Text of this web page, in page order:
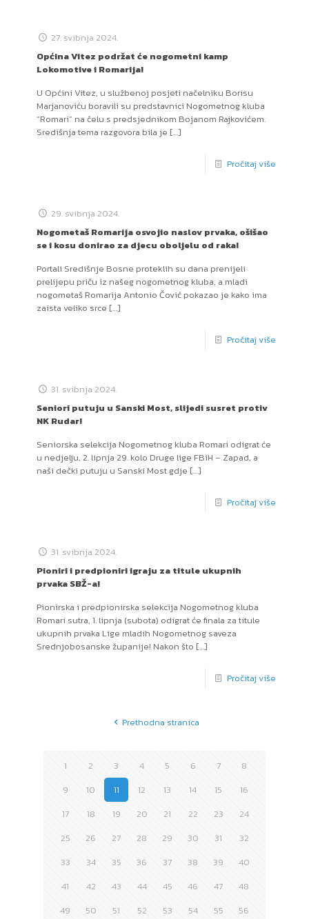
27. svibnja 2024.
Općina Vitez podržat će nogometni kamp
Lokomotive i Romarija!
U Općini Vitez, u službenoj posjeti načelniku Borisu
Marjanoviću boravili su predstavnici Nogometnog kluba
“Romari“ na čelu s predsjednikom Bojanom Rajkovićem.
Središnja tema razgovora bila je […]
Pročitaj više
29. svibnja 2024.
Nogometaš Romarija osvojio naslov prvaka, ošišao
se i kosu donirao za djecu oboljelu od raka!
Portali Središnje Bosne proteklih su dana prenijeli
prelijepu priču iz našeg nogometnog kluba, a mladi
nogometaš Romarija Antonio Čović pokazao je kako ima
zaista veliko srce […]
Pročitaj više
31. svibnja 2024.
Seniori putuju u Sanski Most, slijedi susret protiv
NK Rudar!
Seniorska selekcija Nogometnog kluba Romari odigrat će
u nedjelju, 2. lipnja 29. kolo Druge lige FBiH – Zapad, a
naši dečki putuju u Sanski Most gdje […]
Pročitaj više
31. svibnja 2024.
Pioniri i predpioniri igraju za titule ukupnih
prvaka SBŽ-a!
Pionirska i predpionirska selekcija Nogometnog kluba
Romari sutra, 1. lipnja (subota) odigrat će finala za titule
ukupnih prvaka Lige mladih Nogometnog saveza
Srednjobosanske županije! Nakon što […]
Pročitaj više
Prethodna stranica
1 2 3 4 5 6 7
8
9
10 11 12 13 14 15
16
17
18 19 20 21 22 23
24
25
26 27 28 29 30 31
32
33
34 35 36 37 38 39
40
41
42 43 44 45 46 47
48
49
50 51 52 53 54 55
56